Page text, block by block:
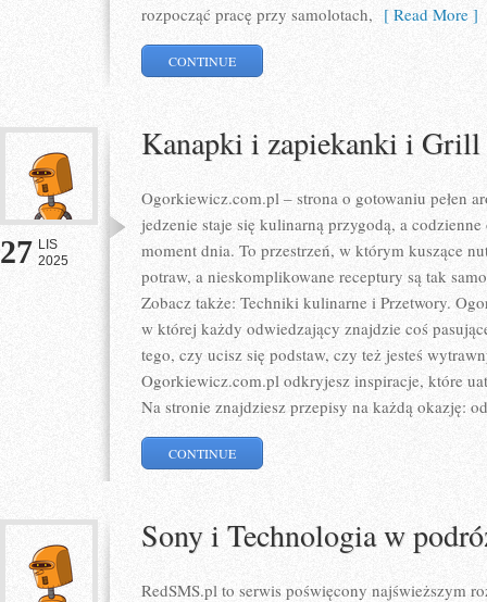
rozpocząć pracę przy samolotach, [ Read More ]
CONTINUE
27 LIS
2025
Kanapki i zapiekanki i Grill
Ogorkiewicz.com.pl – strona o gotowaniu pełen
jedzenie staje się kulinarną przygodą, a
moment dnia. To przestrzeń, w którym kuszące
potraw, a nieskomplikowane receptury są tak
Zobacz także: Techniki kulinarne i Przetwory.
w której każdy odwiedzający znajdzie coś
tego, czy ucisz się podstaw, czy też jesteś
Ogorkiewicz.com.pl odkryjesz inspiracje, które
Na stronie znajdziesz przepisy na każdą okazję:
CONTINUE
Sony i Technologia w
RedSMS.pl to serwis poświęcony najświeższym